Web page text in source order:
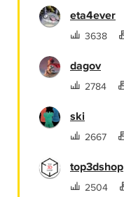
eta4ever
3638
dagov
2784
ski
2667
top3dshop
2504